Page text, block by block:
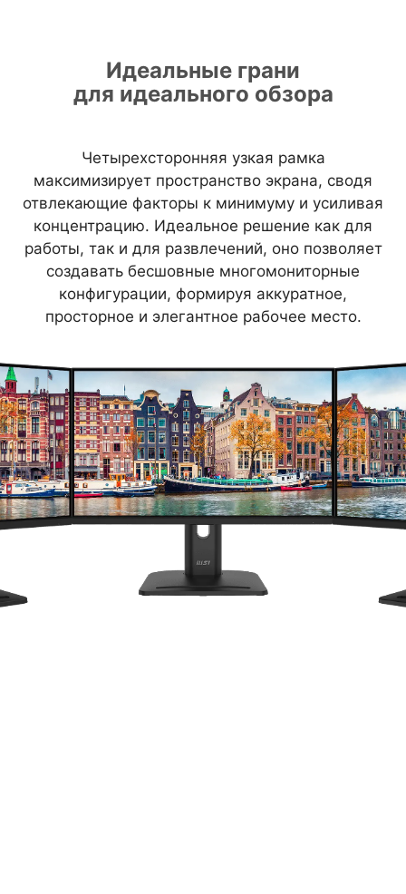
Идеальные грани
для идеального обзора
Четырехсторонняя узкая рамка
максимизирует пространство экрана, сводя
отвлекающие факторы к минимуму и усиливая
концентрацию. Идеальное решение как для
работы, так и для развлечений, оно позволяет
создавать бесшовные многомониторные
конфигурации, формируя аккуратное,
просторное и элегантное рабочее место.